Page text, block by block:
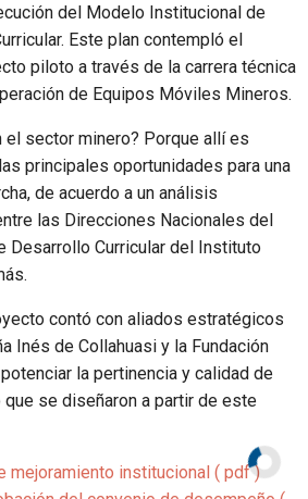
del Modelo Institucional de
Este plan contempló el
piloto a través de la carrera técnica
de Equipos Móviles Mineros.
el sector minero? Porque allí es
principales oportunidades para una
de acuerdo a un análisis
las Direcciones Nacionales del
Desarrollo Curricular del Instituto
contó con aliados estratégicos
Inés de Collahuasi y la Fundación
la pertinencia y calidad de
se diseñaron a partir de este
mejoramiento institucional ( pdf )